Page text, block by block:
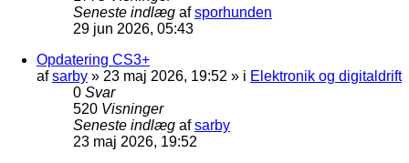
Seneste indlæg afsporhunden
29 jun 2026, 05:43
Opdatering CS3+
afsarby » 23 maj 2026, 19:52 » i Elektronik og digitaldrift
0 Svar
520 Visninger
Seneste indlæg afsarby
23 maj 2026, 19:52